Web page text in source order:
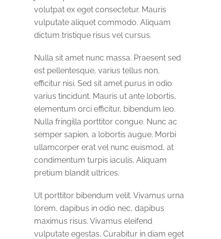
volutpat ex eget consectetur. Mauris
vulputate aliquet commodo. Aliquam
dictum tristique risus vel cursus.
Nulla sit amet nunc massa. Praesent sed
est pellentesque, varius tellus non,
efficitur nisi. Sed sit amet purus in odio
varius tincidunt. Mauris ut ante lobortis,
elementum orci efficitur, bibendum leo.
Nulla fringilla porttitor congue. Nunc ac
semper sapien, a lobortis augue. Morbi
ullamcorper erat vel nunc euismod, at
condimentum turpis iaculis. Aliquam
pretium blandit ultrices.
Ut porttitor bibendum velit. Vivamus urna
lorem, dapibus in odio nec, dapibus
maximus risus. Vivamus eleifend
vulputate egestas. Curabitur in diam eget